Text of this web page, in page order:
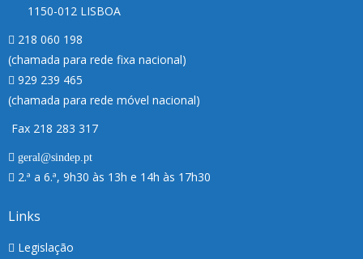
1150-012 LISBOA
218 060 198
(chamada para rede fixa nacional)
929 239 465
(chamada para rede móvel nacional)
Fax 218 283 317
geral@sindep.pt
2.ª a 6.ª, 9h30 às 13h e 14h às 17h30
Links
Legislação